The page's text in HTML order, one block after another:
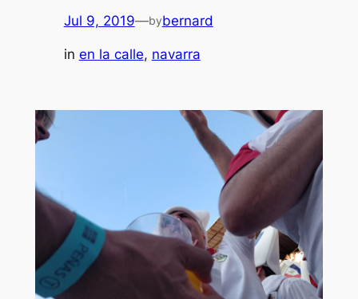
Jul 9, 2019—bybernard
in en la calle, navarra